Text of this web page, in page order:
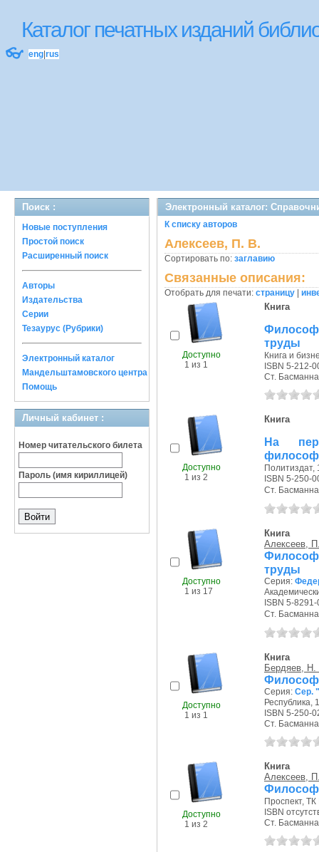
Каталог печатных изданий
👓 eng rus
Поиск :
Новые поступления
Простой поиск
Расширенный поиск
Авторы
Издательства
Серии
Тезаурус (Рубрики)
Электронный каталог
Мандельштамовского центра
Помощь
Личный кабинет :
Номер читательского билета
Пароль (имя кириллицей)
Электронный каталог:
К списку авторов
Алексеев, П. В.
Сортировать по: заглавию
Связанные описания:
Отобрать для печати: страницу
Доступно
1 из 1
Книга
труды
Книга и
ISBN 5-212-
Ст.
Доступно
1 из 2
Книга
На
Политиздат,
ISBN 5-250-
Ст.
Доступно
1 из 17
Книга
Алексеев,
труды
Серия:
ISBN 5-
Ст.
Доступно
1 из 1
Книга
Бердяев,
Серия: Сер.
Республика,
ISBN 5-250-
Ст.
Доступно
1 из 2
Книга
Алексеев,
Проспект,
ISBN
Ст.